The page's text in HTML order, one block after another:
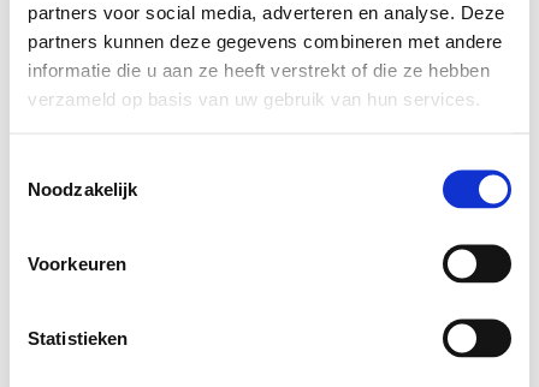
partners voor social media, adverteren en analyse. Deze
partners kunnen deze gegevens combineren met andere
informatie die u aan ze heeft verstrekt of die ze hebben
verzameld op basis van uw gebruik van hun services.
Noodzakelijk
Voorkeuren
Statistieken